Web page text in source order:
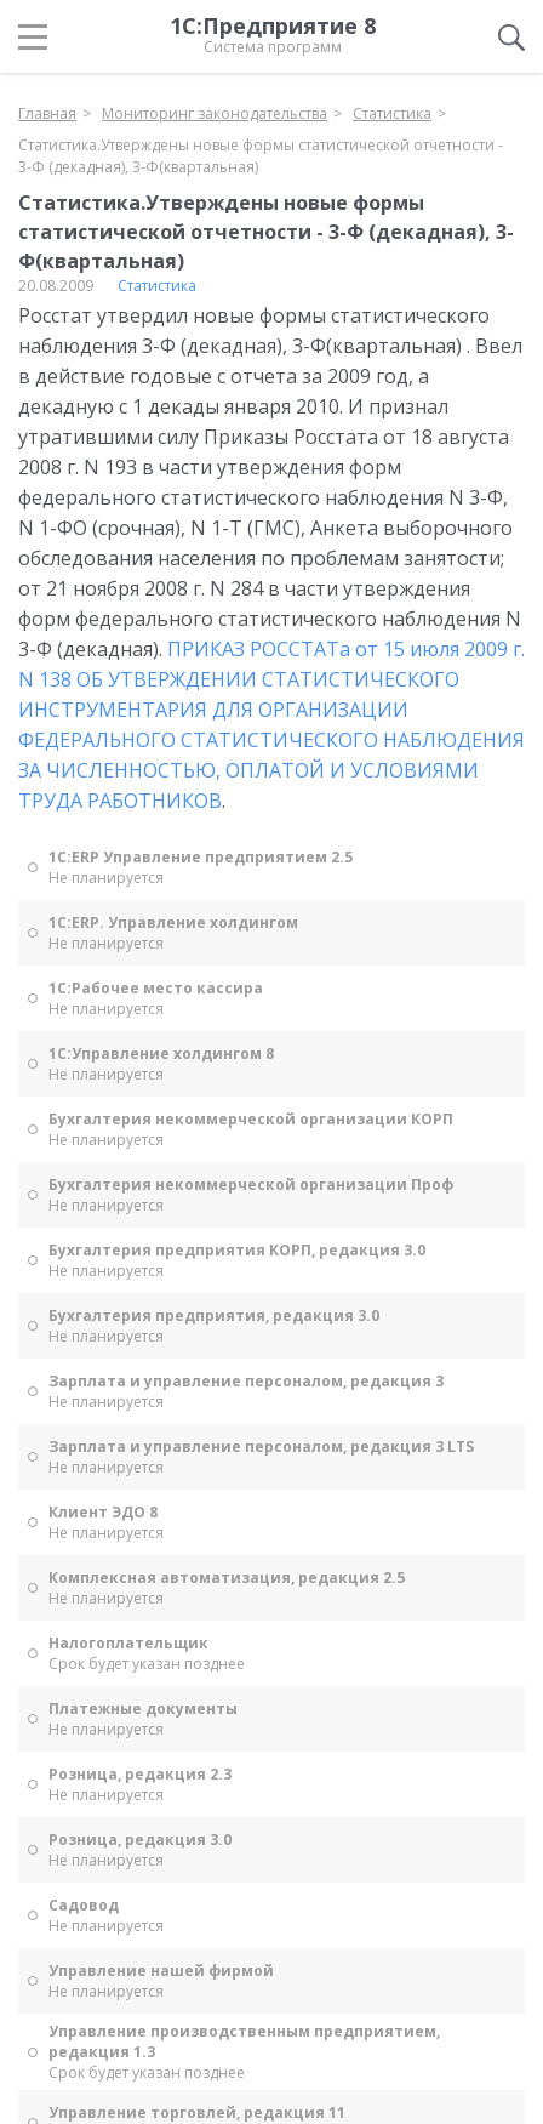
1С:Предприятие 8
Система программ
Главная Мониторинг законодательства
Статистика
Статистика.Утверждены новые формы статистической отчетности -
3-Ф (декадная), 3-Ф(квартальная)
Статистика.Утверждены новые формы
статистической отчетности - 3-Ф (декадная), 3-
Ф(квартальная)
20.08.2009 Статистика
Росстат утвердил новые формы статистического
наблюдения 3-Ф (декадная), 3-Ф(квартальная) . Ввел
в действие годовые с отчета за 2009 год, а
декадную с 1 декады января 2010. И признал
утратившими силу Приказы Росстата от 18 августа
2008 г. N 193 в части утверждения форм
федерального статистического наблюдения N 3-Ф,
N 1-ФО (срочная), N 1-Т (ГМС), Анкета выборочного
обследования населения по проблемам занятости;
от 21 ноября 2008 г. N 284 в части утверждения
форм федерального статистического наблюдения N
3-Ф (декадная). ПРИКАЗ РОССТАТа от 15 июля 2009 г.
N 138 ОБ УТВЕРЖДЕНИИ СТАТИСТИЧЕСКОГО
ИНСТРУМЕНТАРИЯ ДЛЯ ОРГАНИЗАЦИИ
ФЕДЕРАЛЬНОГО СТАТИСТИЧЕСКОГО НАБЛЮДЕНИЯ
ЗА ЧИСЛЕННОСТЬЮ, ОПЛАТОЙ И УСЛОВИЯМИ
ТРУДА РАБОТНИКОВ.
1С:ERP Управление предприятием 2.5
Не планируется
1С:ERP. Управление холдингом
Не планируется
1С:Рабочее место кассира
Не планируется
1С:Управление холдингом 8
Не планируется
Бухгалтерия некоммерческой организации КОРП
Не планируется
Бухгалтерия некоммерческой организации Проф
Не планируется
Бухгалтерия предприятия КОРП, редакция 3.0
Не планируется
Бухгалтерия предприятия, редакция 3.0
Не планируется
Зарплата и управление персоналом, редакция 3
Не планируется
Зарплата и управление персоналом, редакция 3 LTS
Не планируется
Клиент ЭДО 8
Не планируется
Комплексная автоматизация, редакция 2.5
Не планируется
Налогоплательщик
Срок будет указан позднее
Платежные документы
Не планируется
Розница, редакция 2.3
Не планируется
Розница, редакция 3.0
Не планируется
Садовод
Не планируется
Управление нашей фирмой
Не планируется
Управление производственным предприятием,
редакция 1.3
Срок будет указан позднее
Управление торговлей, редакция 11